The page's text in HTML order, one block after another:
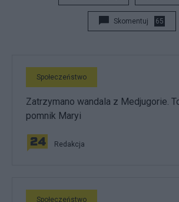
Skomentuj 65
Społeczeństwo
Zatrzymano wandala z Medjugorie.
pomnik Maryi
Redakcja
Społeczeństwo